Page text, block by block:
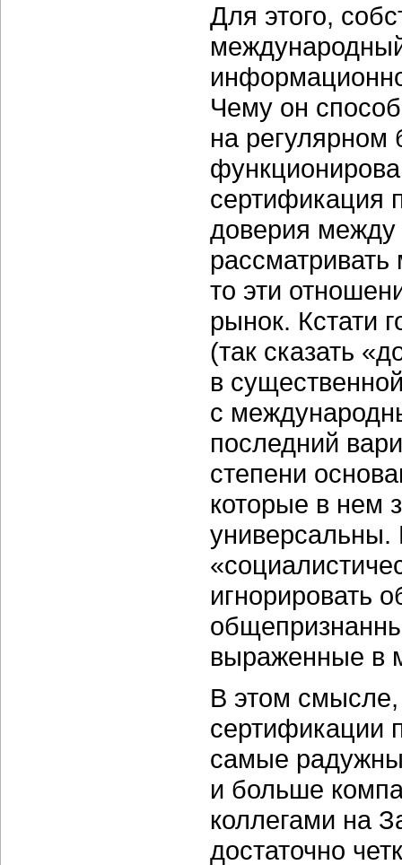
Для этого,
Чему он
на регулярном
сертификация
доверия
то эти
рынок. Кстати
(так сказать
в
с
последний
степени
которые в нем
универсальны.
игнорировать
выраженные в
В этом смысле,
сертификации
самые
и больше
коллегами на
достаточно